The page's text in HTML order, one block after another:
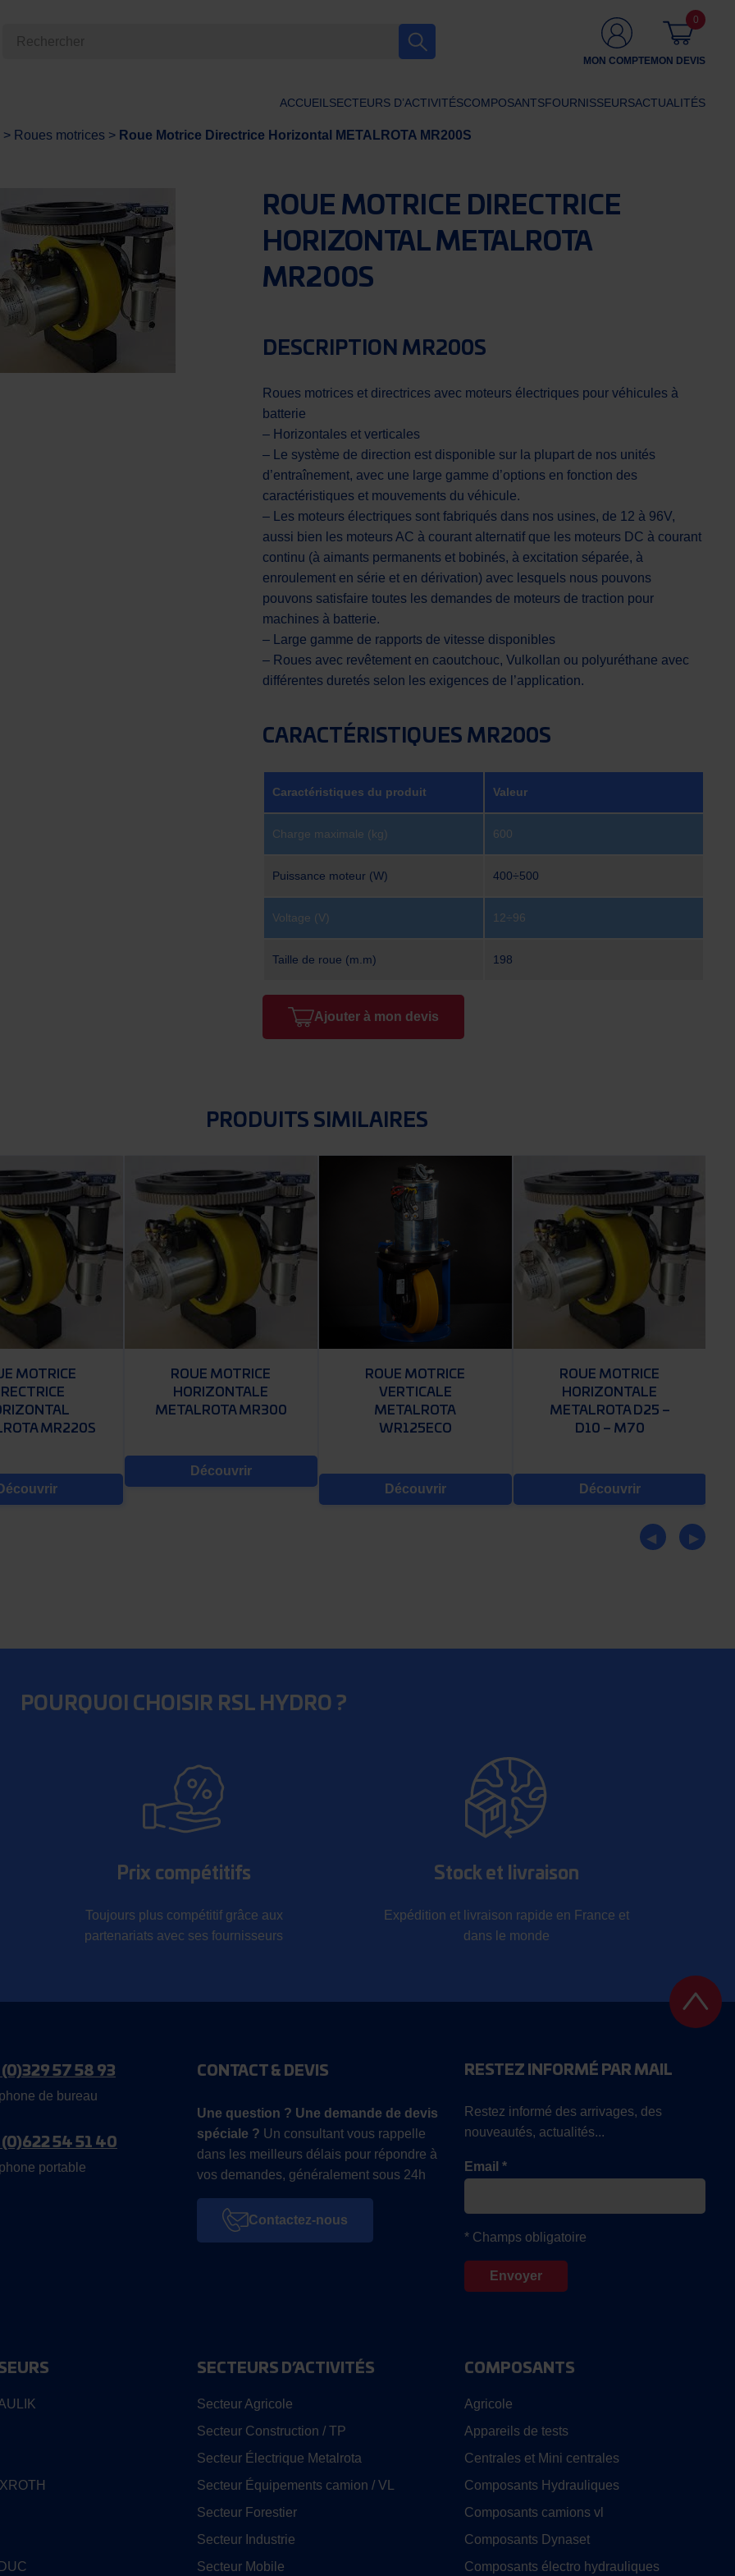
MON COMPTEMON DEVIS
0
ACCUEIL SECTEURS D’ACTIVITÉSCOMPOSANTSFOURNISSEURSACTUALITÉS
> Roues motrices > Roue Motrice Directrice Horizontal METALROTA MR200S
ROUE MOTRICE DIRECTRICE
HORIZONTAL METALROTA
MR200S
DESCRIPTION MR200S
Roues motrices et directrices avec moteurs électriques pour véhicules à
batterie
– Horizontales et verticales
– Le système de direction est disponible sur la plupart de nos unités
d’entraînement, avec une large gamme d’options en fonction des
caractéristiques et mouvements du véhicule.
– Les moteurs électriques sont fabriqués dans nos usines, de 12 à 96V,
aussi bien les moteurs AC à courant alternatif que les moteurs DC à courant
continu (à aimants permanents et bobinés, à excitation séparée, à
enroulement en série et en dérivation) avec lesquels nous pouvons
pouvons satisfaire toutes les demandes de moteurs de traction pour
machines à batterie.
– Large gamme de rapports de vitesse disponibles
– Roues avec revêtement en caoutchouc, Vulkollan ou polyuréthane avec
différentes duretés selon les exigences de l’application.
CARACTÉRISTIQUES MR200S
Caractéristiques du produit Valeur
Charge maximale (kg) 600
Puissance moteur (W) 400÷500
Voltage (V) 12÷96
Taille de roue (m.m) 198
Ajouter à mon devis
PRODUITS SIMILAIRES
MOTRICE
MR220S
ROUE MOTRICE
HORIZONTALE
METALROTA MR300
Découvrir
ROUE MOTRICE
VERTICALE
METALROTA
WR125ECO
Découvrir
ROUE MOTRICE
HORIZONTALE
METALROTA D25 –
D10 – M70
Découvrir
POURQUOI CHOISIR RSL HYDRO ?
Prix compétitifs
Toujours plus compétitif grâce aux
partenariats avec ses fournisseurs
Stock et livraison
Expédition et livraison rapide en France et
dans le monde
(0)329 57 58 93
de bureau
(0)622 54 51 40
portable
CONTACT & DEVIS
Une question ? Une demande de devis
spéciale ? Un consultant vous rappelle
dans les meilleurs délais pour répondre à
vos demandes, généralement sous 24h
Contactez-nous
RESTEZ INFORMÉ PAR MAIL
Restez informé des arrivages, des
nouveautés, actualités...
Email *
* Champs obligatoire
SECTEURS D’ACTIVITÉS
Secteur Agricole
Secteur Construction / TP
Secteur Électrique Metalrota
Secteur Équipements camion / VL
Secteur Forestier
Secteur Industrie
Secteur Mobile
COMPOSANTS
Agricole
Appareils de tests
Centrales et Mini centrales
Composants Hydrauliques
Composants camions vl
Composants Dynaset
Composants électro hydrauliques